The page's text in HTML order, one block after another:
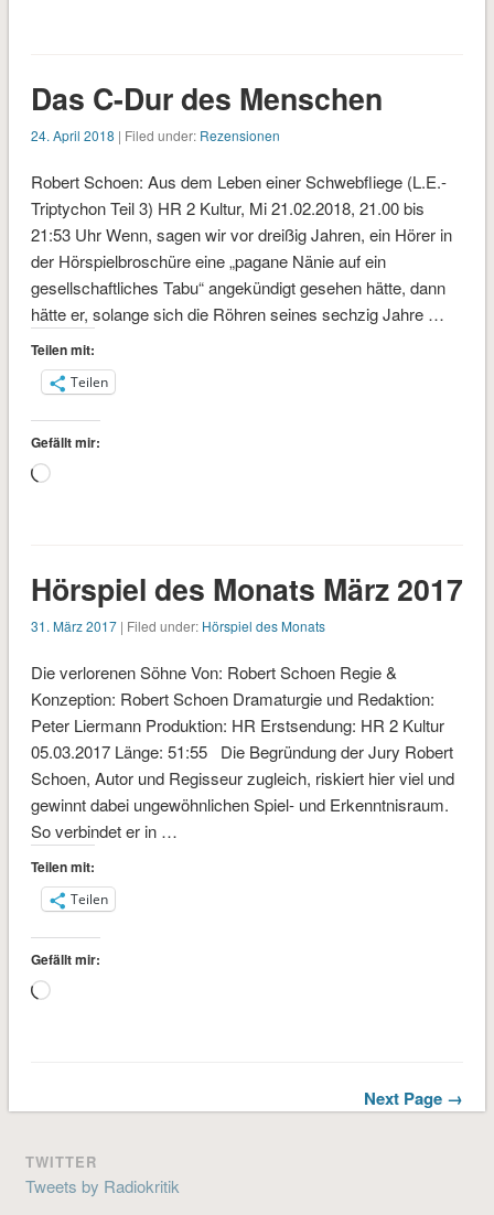
Das C-Dur des Menschen
24. April 2018 | Filed under: Rezensionen
Robert Schoen: Aus dem Leben einer Schwebfliege (L.E.-
Triptychon Teil 3) HR 2 Kultur, Mi 21.02.2018, 21.00 bis
21:53 Uhr Wenn, sagen wir vor dreißig Jahren, ein Hörer in
der Hörspielbroschüre eine „pagane Nänie auf ein
gesellschaftliches Tabu“ angekündigt gesehen hätte, dann
hätte er, solange sich die Röhren seines sechzig Jahre …
Teilen mit:
Teilen
Gefällt mir:
Wird
Hörspiel des Monats März 2017
31. März 2017| Filed under: Hörspiel des Monats
Die verlorenen Söhne Von: Robert Schoen Regie &
Konzeption: Robert Schoen Dramaturgie und Redaktion:
Peter Liermann Produktion: HR Erstsendung: HR 2 Kultur
05.03.2017 Länge: 51:55 Die Begründung der Jury Robert
Schoen, Autor und Regisseur zugleich, riskiert hier viel und
gewinnt dabei ungewöhnlichen Spiel- und Erkenntnisraum.
So verbindet er in …
Teilen mit:
Teilen
Gefällt mir:
Wird
Next Page →
TWITTER
Tweets by Radiokritik